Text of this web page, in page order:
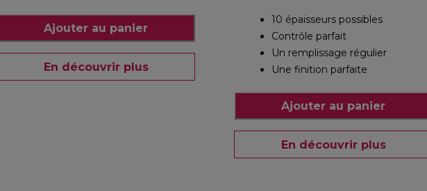
Ajouter au panier
En découvrir plus
10 épaisseurs possibles
Contrôle parfait
Un remplissage régulier
Une finition parfaite
Ajouter au panier
En découvrir plus